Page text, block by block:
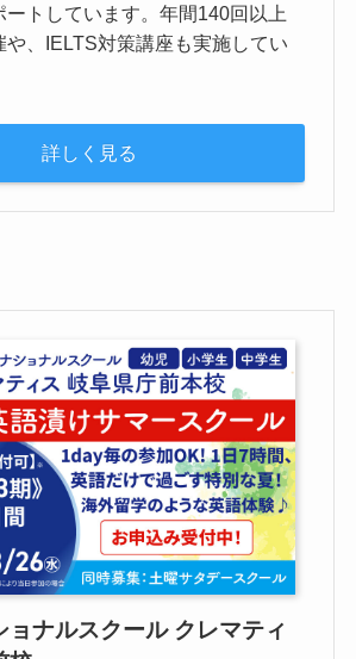
ートしています。年間140回以上
や、IELTS対策講座も実施してい
詳しく見る
ョナルスクール クレマティ